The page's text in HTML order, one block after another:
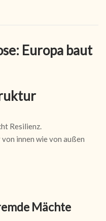
Europa baut
Resilienz.
von innen wie von außen
Mächte